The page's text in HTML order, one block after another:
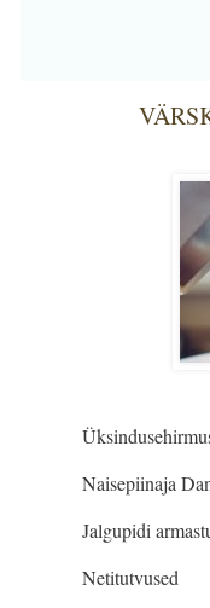
Naisepiinaja
Jalgupidi
Netitutvused